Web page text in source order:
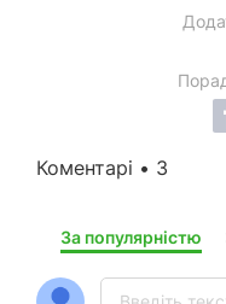
Коментарі • 3
За популярністю